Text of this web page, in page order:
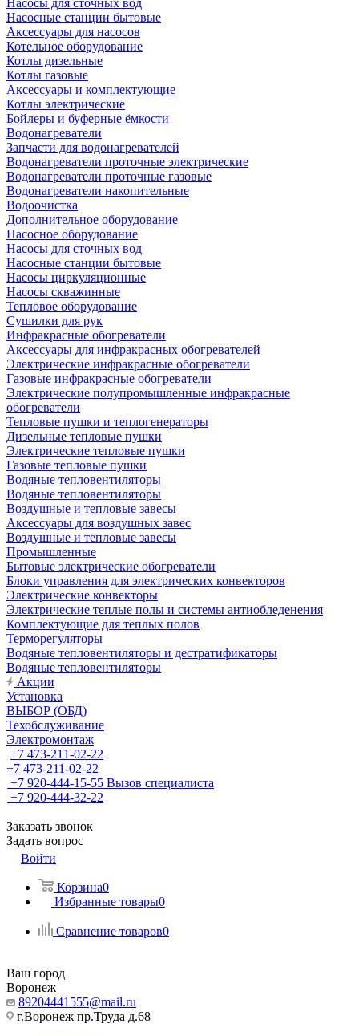
Насосы для сточных вод
Насосные станции бытовые
Аксессуары для насосов
Котельное оборудование
Котлы дизельные
Котлы газовые
Аксессуары и комплектующие
Котлы электрические
Бойлеры и буферные ёмкости
Водонагреватели
Запчасти для водонагревателей
Водонагреватели проточные электрические
Водонагреватели проточные газовые
Водонагреватели накопительные
Водоочистка
Дополнительное оборудование
Насосное оборудование
Насосы для сточных вод
Насосные станции бытовые
Насосы циркуляционные
Насосы скважинные
Тепловое оборудование
Сушилки для рук
Инфракрасные обогреватели
Аксессуары для инфракрасных обогревателей
Электрические инфракрасные обогреватели
Газовые инфракрасные обогреватели
Электрические полупромышленные инфракрасные
обогреватели
Тепловые пушки и теплогенераторы
Дизельные тепловые пушки
Электрические тепловые пушки
Газовые тепловые пушки
Водяные тепловентиляторы
Водяные тепловентиляторы
Воздушные и тепловые завесы
Аксессуары для воздушных завес
Воздушные и тепловые завесы
Промышленные
Бытовые электрические обогреватели
Блоки управления для электрических конвекторов
Электрические конвекторы
Электрические теплые полы и системы антиобледенения
Комплектующие для теплых полов
Терморегуляторы
Водяные тепловентиляторы и дестратификаторы
Водяные тепловентиляторы
Акции
Установка
ВЫБОР (ОБД)
Техобслуживание
Электромонтаж
+7 473-211-02-22
+7 473-211-02-22
+7 920-444-15-55 Вызов специалиста
+7 920-444-32-22
Заказать звонок
Задать вопрос
Войти
Корзина0
Избранные товары0
Сравнение товаров0
Ваш город
Воронеж
89204441555@mail.ru
г.Воронеж пр.Труда д.68